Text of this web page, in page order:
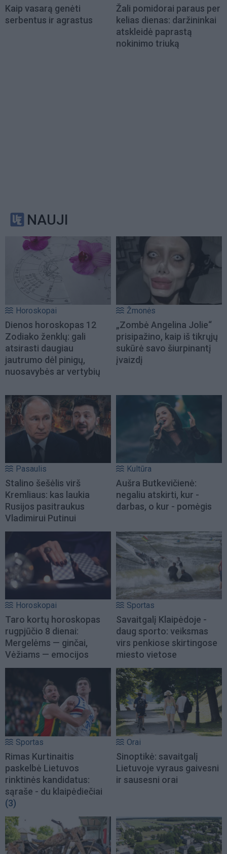
Kaip vasarą genėti
serbentus ir agrastus
Žali pomidorai paraus per
kelias dienas: daržininkai
atskleidė paprastą
nokinimo triuką
NAUJI
Horoskopai
Dienos horoskopas 12
Zodiako ženklų: gali
atsirasti daugiau
jautrumo dėl pinigų,
nuosavybės ar vertybių
Žmonės
„Zombė Angelina Jolie“
prisipažino, kaip iš tikrųjų
sukūrė savo šiurpinantį
įvaizdį
Pasaulis
Stalino šešėlis virš
Kremliaus: kas laukia
Rusijos pasitraukus
Vladimirui Putinui
Kultūra
Aušra Butkevičienė:
negaliu atskirti, kur -
darbas, o kur - pomėgis
Horoskopai
Taro kortų horoskopas
rugpjūčio 8 dienai:
Mergelėms — ginčai,
Vėžiams — emocijos
Sportas
Savaitgalį Klaipėdoje -
daug sporto: veiksmas
virs penkiose skirtingose
miesto vietose
Sportas
Rimas Kurtinaitis
paskelbė Lietuvos
rinktinės kandidatus:
sąraše - du klaipėdiečiai
(3)
Orai
Sinoptikė: savaitgalį
Lietuvoje vyraus gaivesni
ir sausesni orai